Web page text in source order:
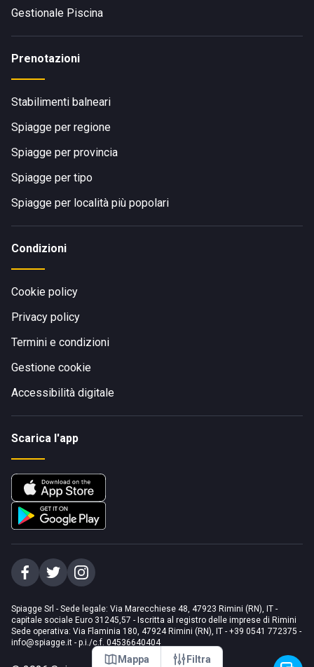
Mappa Filtra
Gestionale Piscina
Prenotazioni
Stabilimenti balneari
Spiagge per regione
Spiagge per provincia
Spiagge per tipo
Spiagge per località più popolari
Condizioni
Cookie policy
Privacy policy
Termini e condizioni
Gestione cookie
Accessibilità digitale
Scarica l'app
Spiagge Srl - Sede legale: Via Marecchiese 48, 47923 Rimini (RN), IT -
capitale sociale Euro 31245,57 - Iscritta al registro delle imprese di Rimini
Sede operativa: Via Flaminia 180, 47924 Rimini (RN), IT - +39 0541 772375 -
info@spiagge.it - p.i./c.f. 04536640404